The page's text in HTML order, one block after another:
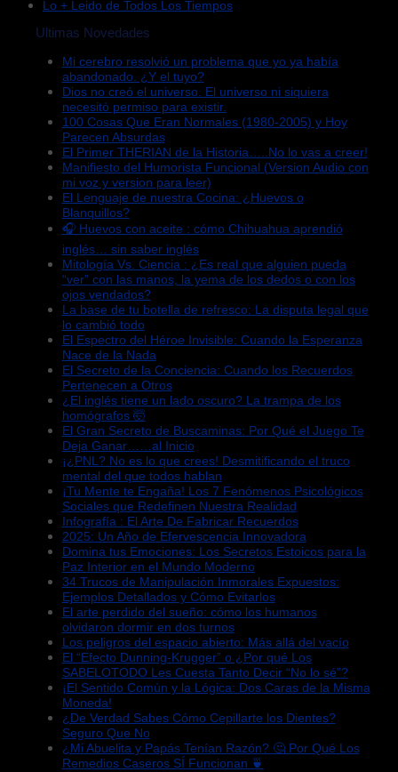
Lo + Leido de Todos Los Tiempos
Ultimas Novedades
Mi cerebro resolvió un problema que yo ya había
abandonado. ¿Y el tuyo?
Dios no creó el universo. El universo ni siquiera
necesitó permiso para existir.
100 Cosas Que Eran Normales (1980-2005) y Hoy
Parecen Absurdas
El Primer THERIAN de la Historia…..No lo vas a creer!
Manifiesto del Humorista Funcional (Version Audio con
mi voz y version para leer)
El Lenguaje de nuestra Cocina: ¿Huevos o
Blanquillos?
🎧 Huevos con aceite : cómo Chihuahua aprendió
inglés… sin saber inglés
Mitología Vs. Ciencia : ¿Es real que alguien pueda
“ver” con las manos, la yema de los dedos o con los
ojos vendados?
La base de tu botella de refresco: La disputa legal que
lo cambió todo
El Espectro del Héroe Invisible: Cuando la Esperanza
Nace de la Nada
El Secreto de la Conciencia: Cuando los Recuerdos
Pertenecen a Otros
¿El inglés tiene un lado oscuro? La trampa de los
homógrafos 🤯
El Gran Secreto de Buscaminas: Por Qué el Juego Te
Deja Ganar……al Inicio
¡¿PNL? No es lo que crees! Desmitificando el truco
mental del que todos hablan
¡Tu Mente te Engaña! Los 7 Fenómenos Psicológicos
Sociales que Redefinen Nuestra Realidad
Infografía : El Arte De Fabricar Recuerdos
2025: Un Año de Efervescencia Innovadora
Domina tus Emociones: Los Secretos Estoicos para la
Paz Interior en el Mundo Moderno
34 Trucos de Manipulación Inmorales Expuestos:
Ejemplos Detallados y Cómo Evitarlos
El arte perdido del sueño: cómo los humanos
olvidaron dormir en dos turnos
Los peligros del espacio abierto: Más allá del vacío
El “Efecto Dunning-Krugger” o ¿Por qué Los
SABELOTODO Les Cuesta Tanto Decir “No lo sé”?
¡El Sentido Común y la Lógica: Dos Caras de la Misma
Moneda!
¿De Verdad Sabes Cómo Cepillarte los Dientes?
Seguro Que No
¿Mi Abuelita y Papás Tenían Razón? 🤔 Por Qué Los
Remedios Caseros SÍ Funcionan 🍵